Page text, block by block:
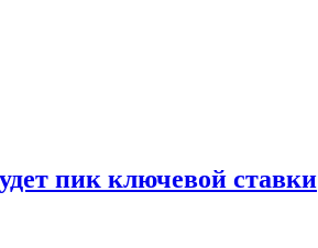
пик ключевой ставки